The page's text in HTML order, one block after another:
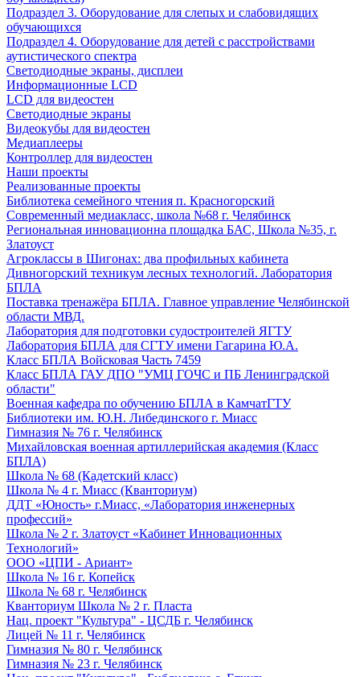
Подраздел 3. Оборудование для слепых и слабовидящих
обучающихся
Подраздел 4. Оборудование для детей с расстройствами
аутистического спектра
Светодиодные экраны, дисплеи
Информационные LCD
LCD для видеостен
Светодиодные экраны
Видеокубы для видеостен
Медиаплееры
Контроллер для видеостен
Наши проекты
Реализованные проекты
Библиотека семейного чтения п. Красногорский
Современный медиакласс, школа №68 г. Челябинск
Региональная инновационна площадка БАС, Школа №35, г.
Златоуст
Агроклассы в Шигонах: два профильных кабинета
Дивногорский техникум лесных технологий. Лаборатория
БПЛА
Поставка тренажёра БПЛА. Главное управление Челябинской
области МВД.
Лаборатория для подготовки судостроителей ЯГТУ
Лаборатория БПЛА для СГТУ имени Гагарина Ю.А.
Класс БПЛА Войсковая Часть 7459
Класс БПЛА ГАУ ДПО "УМЦ ГОЧС и ПБ Ленинградской
области"
Военная кафедра по обучению БПЛА в КамчатГТУ
Библиотеки им. Ю.Н. Либединского г. Миасс
Гимназия № 76 г. Челябинск
Михайловская военная артиллерийская академия (Класс
БПЛА)
Школа № 68 (Кадетский класс)
Школа № 4 г. Миасс (Кванториум)
ДДТ «Юность» г.Миасс, «Лаборатория инженерных
профессий»
Школа № 2 г. Златоуст «Кабинет Инновационных
Технологий»
ООО «ЦПИ - Ариант»
Школа № 16 г. Копейск
Школа № 68 г. Челябинск
Кванториум Школа № 2 г. Пласта
Нац. проект "Культура" - ЦСДБ г. Челябинск
Лицей № 11 г. Челябинск
Гимназия № 80 г. Челябинск
Гимназия № 23 г. Челябинск